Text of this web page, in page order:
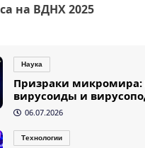
на ВДНХ 2025
Наука
Призраки
вирусоиды и
06.07.2026
Технологии